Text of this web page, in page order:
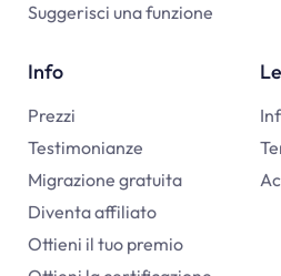
Suggerisci una funzione
Info
Prezzi
Testimonianze
Migrazione gratuita
Diventa affiliato
Ottieni il tuo premio